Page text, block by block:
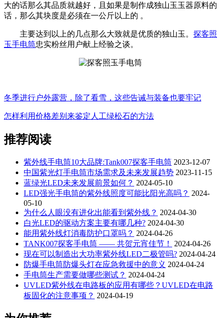
大的话那么其品质就越好，且如果是制作成独山玉玉器原料的
话，那么其块度是必须在一公斤以上的 。
主要达到以上的几点那么大致就是优质的独山玉。 探客照
玉手电筒忠实粉丝用户献上经验之谈。
冬季进行户外露营，除了看雪，这些告诫与装备也要牢记
怎样利用价格差别来鉴定人工绿松石的方法
推荐阅读
紫外线手电筒10大品牌:Tank007探客手电筒 2023-12-07
中国紫光灯手电筒市场需求及未来发展趋势 2023-11-15
蓝绿光LED未来发展前景如何？ 2024-05-10
LED强光手电筒的紫外线照度可能比阳光高吗？ 2024-
05-10
为什么人眼没有进化出能看到紫外线？ 2024-04-30
白光LED的驱动方案主要有哪几种? 2024-04-30
能用紫外线灯消毒防护口罩吗？ 2024-04-26
TANK007探客手电筒 —— 共贺元宵佳节！
2024-04-26
现在可以制造出大功率紫外线LED二极管吗? 2024-04-24
防爆手电筒防爆头灯在应急救援中的意义 2024-04-24
手电筒生产需要做哪些测试？ 2024-04-24
UVLED紫外线在电路板的应用有哪些？UVLED在电路
板固化的注意事项？ 2024-04-19